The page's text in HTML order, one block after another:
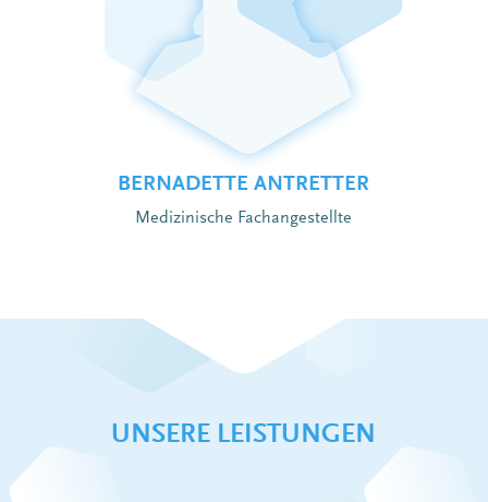
BERNADETTE ANTRETTER
Medizinische Fachangestellte
UNSERE LEISTUNGEN